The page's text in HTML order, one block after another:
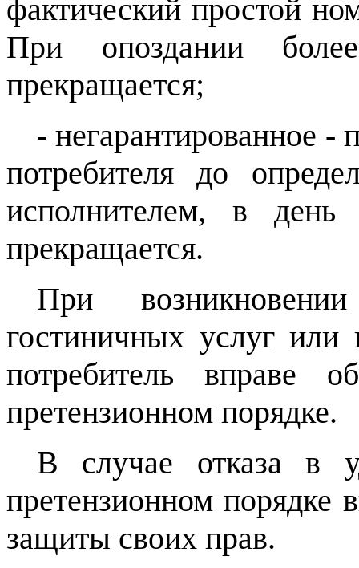
фактический простой
При опоздании
прекращается;
- негарантированное -
потребителя до
исполнителем, в день
прекращается.
При
гостиничных услуг или
потребитель вправе
претензионном порядке.
В случае отказа в
претензионном порядке
защиты своих прав.